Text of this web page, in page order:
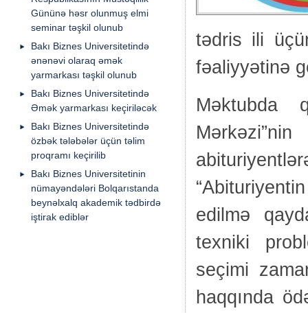
Gününə həsr olunmuş elmi
seminar təşkil olunub
Bakı Biznes Universitetində
ənənəvi olaraq əmək
yarmarkası təşkil olunub
Bakı Biznes Universitetində
Əmək yarmarkası keçiriləcək
Bakı Biznes Universitetində
özbək tələbələr üçün təlim
proqramı keçirilib
Bakı Biznes Universitetinin
nümayəndələri Bolqarıstanda
beynəlxalq akademik tədbirdə
iştirak ediblər
tədris ili
fəaliyyətinə
Məktubda
edilmə
texniki
seçimi
haqqında